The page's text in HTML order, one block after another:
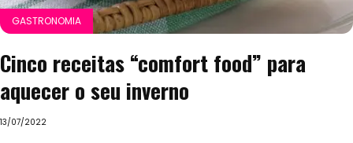
GASTRONOMIA
Cinco receitas “comfort food” para
aquecer o seu inverno
13/07/2022